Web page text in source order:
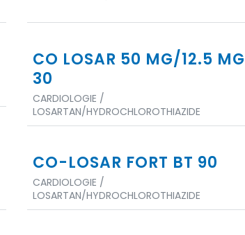
CO LOSAR 50 MG/12.5
30
CARDIOLOGIE /
LOSARTAN/HYDROCHLOROTHIAZIDE
CO-LOSAR FORT BT 90
CARDIOLOGIE /
LOSARTAN/HYDROCHLOROTHIAZIDE